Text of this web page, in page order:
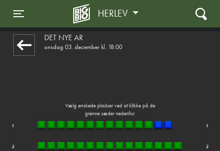
Toggle navigation
HERLEV
DET NYE ÅR
onsdag 03. december kl. 18:00
Vælg ønskede pladser ved at klikke på de
grønne sæder nedenfor.
1step-front02 040209